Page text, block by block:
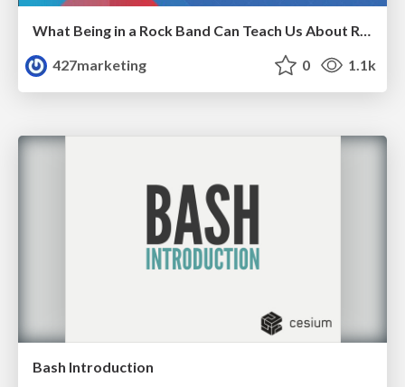
What Being in a Rock Band Can Teach Us About Real World SEO
427marketing
0 1.1k
Bash Introduction